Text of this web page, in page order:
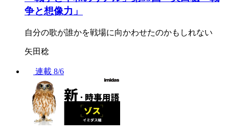
争と想像力」
自分の歌が誰かを戦場に向かわせたのかもしれない
矢田稔
連載 8/6